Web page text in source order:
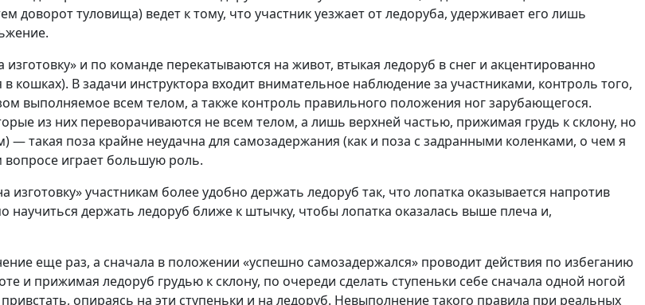
доворот туловища) ведет к тому, что участник уезжает от ледоруба, удерживает его лишь
и по команде перекатываются на живот, втыкая ледоруб в снег и акцентированно
кошках). В задачи инструктора входит внимательное наблюдение за участниками, контроль того,
выполняемое всем телом, а также контроль правильного положения ног зарубающегося.
из них переворачиваются не всем телом, а лишь верхней частью, прижимая грудь к склону, но
такая поза крайне неудачна для самозадержания (как и поза с задранными коленками, о чем я
играет большую роль.
участникам более удобно держать ледоруб так, что лопатка оказывается напротив
держать ледоруб ближе к штычку, чтобы лопатка оказалась выше плеча и,
еще раз, а сначала в положении «успешно самозадержался» проводит действия по избеганию
и прижимая ледоруб грудью к склону, по очереди сделать ступеньки себе сначала одной ногой
опираясь на эти ступеньки и на ледоруб. Невыполнение такого правила при реальных